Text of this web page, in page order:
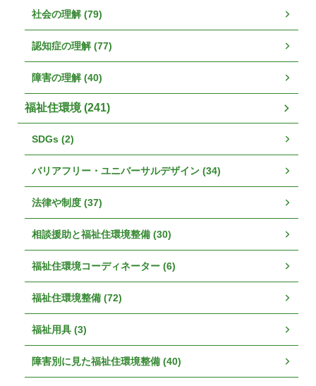
社会の理解 (79)
認知症の理解 (77)
障害の理解 (40)
福祉住環境 (241)
SDGs (2)
バリアフリー・ユニバーサルデザイン (34)
法律や制度 (37)
相談援助と福祉住環境整備 (30)
福祉住環境コーディネーター (6)
福祉住環境整備 (72)
福祉用具 (3)
障害別に見た福祉住環境整備 (40)